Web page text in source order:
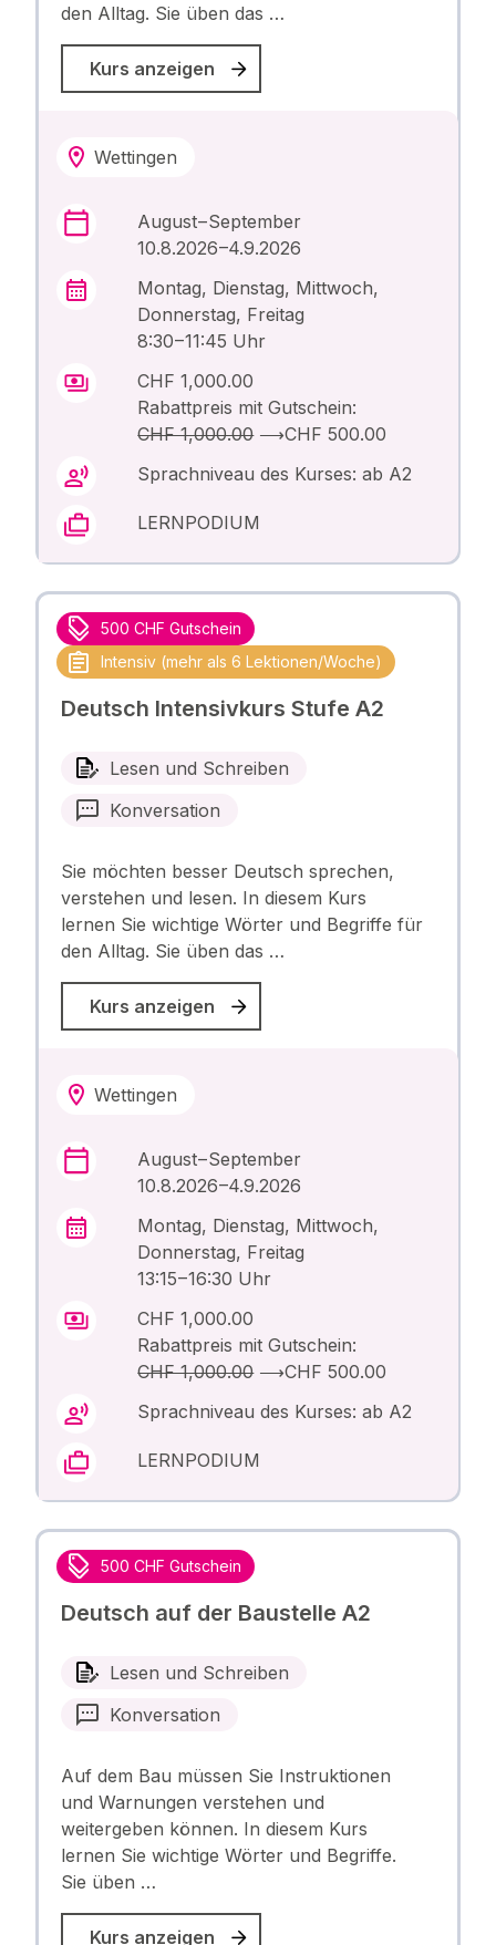
den Alltag. Sie üben das …
Kurs anzeigen
Wettingen
August – September
10.8.2026 –4.9.2026
Montag, Dienstag, Mittwoch,
Donnerstag, Freitag
8:30 – 11:45 Uhr
CHF 1,000.00
Rabattpreis mit Gutschein:
CHF 1,000.00⟶CHF 500.00
Sprachniveau des Kurses: ab A2
LERNPODIUM
500 CHF Gutschein
Intensiv (mehr als 6 Lektionen/Woche)
Deutsch Intensivkurs Stufe A2
Lesen und Schreiben
Konversation
Sie möchten besser Deutsch sprechen,
verstehen und lesen. In diesem Kurs
lernen Sie wichtige Wörter und Begriffe für
den Alltag. Sie üben das …
Kurs anzeigen
Wettingen
August – September
10.8.2026 –4.9.2026
Montag, Dienstag, Mittwoch,
Donnerstag, Freitag
13:15 – 16:30 Uhr
CHF 1,000.00
Rabattpreis mit Gutschein:
CHF 1,000.00⟶CHF 500.00
Sprachniveau des Kurses: ab A2
LERNPODIUM
500 CHF Gutschein
Deutsch auf der Baustelle A2
Lesen und Schreiben
Konversation
Auf dem Bau müssen Sie Instruktionen
und Warnungen verstehen und
weitergeben können. In diesem Kurs
lernen Sie wichtige Wörter und Begriffe.
Sie üben …
Kurs anzeigen